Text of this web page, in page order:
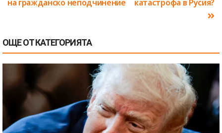
катастрофа в Русия?
на гражданско неподчинение
ОЩЕ ОТ КАТЕГОРИЯТА